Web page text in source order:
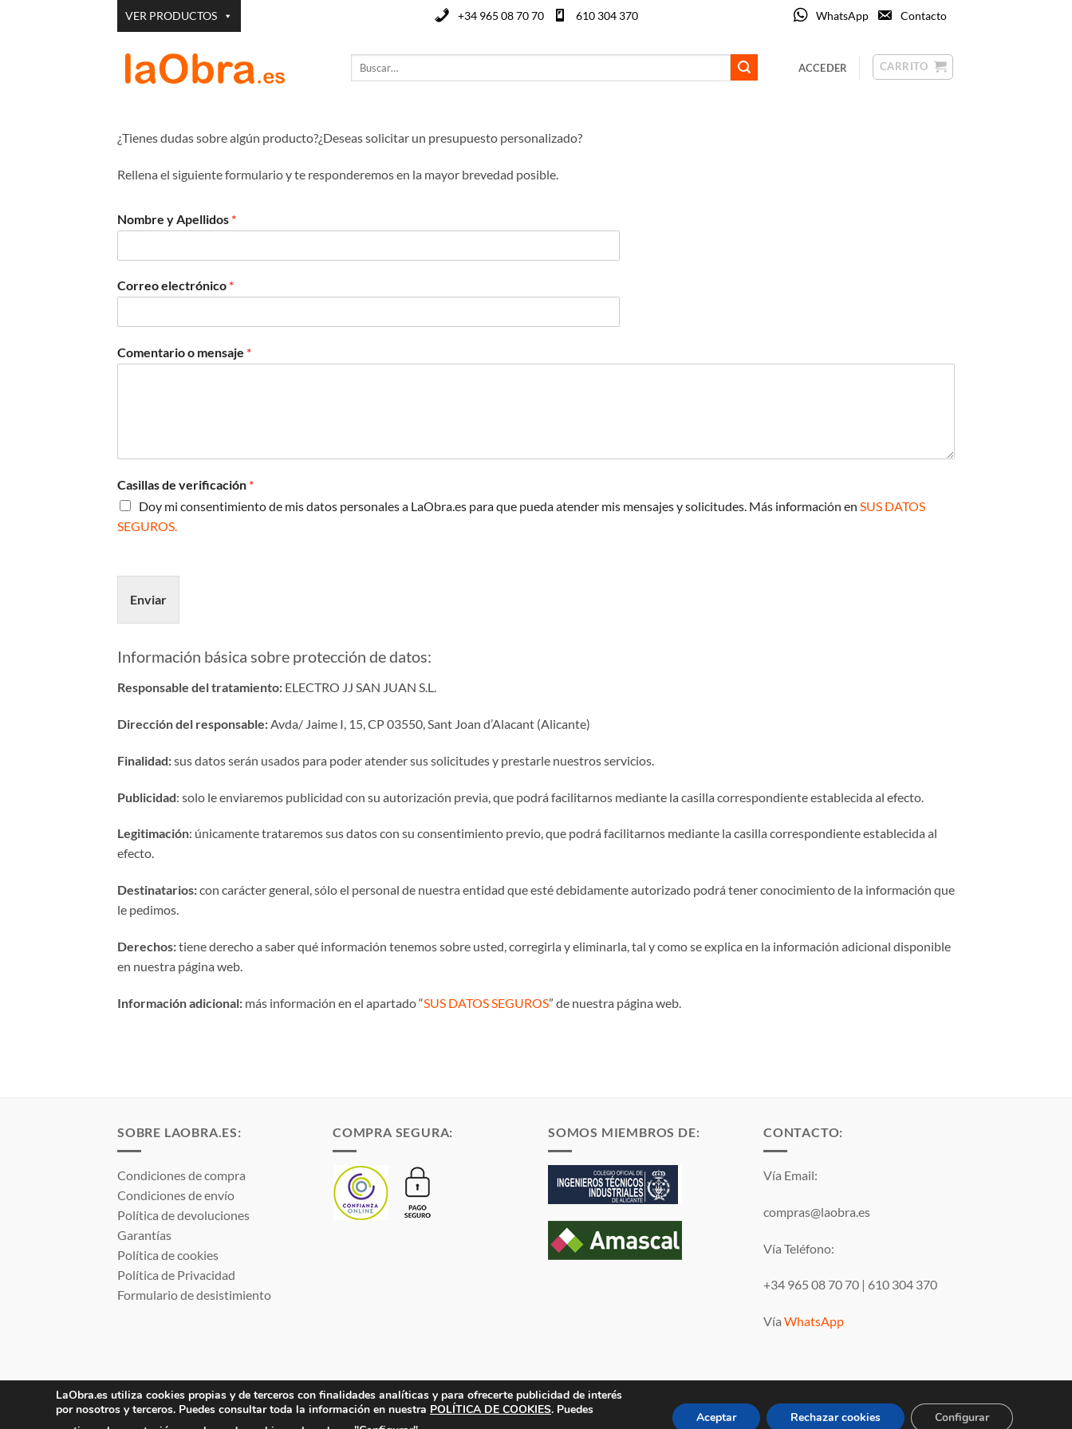
VER PRODUCTOS +34 965 08 70 70 610 304 370 WhatsApp Contacto
Buscar
ACCEDER CARRITO
¿Tienes dudas sobre algún producto?¿Deseas solicitar un presupuesto personalizado?
Rellena el siguiente formulario y te responderemos en la mayor brevedad posible.
Nombre y Apellidos *
Correo electrónico *
Comentario o mensaje *
Casillas de verificación *
Doy mi consentimiento de mis datos personales a LaObra.es para que pueda atender mis mensajes y solicitudes. Más información en SUS DATOS
SEGUROS.
Enviar
Información básica sobre protección de datos:
Responsable del tratamiento: ELECTRO JJ SAN JUAN S.L.
Dirección del responsable:Avda/ Jaime I, 15, CP 03550, Sant Joan d’Alacant (Alicante)
Finalidad:sus datos serán usados para poder atender sus solicitudes y prestarle nuestros servicios.
Publicidad: solo le enviaremos publicidad con su autorización previa, que podrá facilitarnos mediante la casilla correspondiente establecida al efecto.
Legitimación: únicamente trataremos sus datos con su consentimiento previo, que podrá facilitarnos mediante la casilla correspondiente establecida al
efecto.
Destinatarios:con carácter general, sólo el personal de nuestra entidad que esté debidamente autorizado podrá tener conocimiento de la información que
le pedimos.
Derechos:tiene derecho a saber qué información tenemos sobre usted, corregirla y eliminarla, tal y como se explica en la información adicional disponible
en nuestra página web.
Información adicional: más información en el apartado “SUS DATOS SEGUROS” de nuestra página web.
SOBRE LAOBRA.ES:
Condiciones de compra
Condiciones de envío
Política de devoluciones
Garantías
Política de cookies
Política de Privacidad
Formulario de desistimiento
COMPRA SEGURA: SOMOS MIEMBROS DE: CONTACTO:
Vía Email:
compras@laobra.es
Vía Teléfono:
+34 965 08 70 70 | 610 304 370
Vía WhatsApp
Visa PayPal MasterCard
Electro JJ San Juan, S.L. | B53077459 | Inscrita en el Registro Mercantil de Alicante Tomo 1869. Folio 132 Hoja A-35683.
LaObra.es utiliza cookies propias y de terceros con finalidades analíticas y para ofrecerte publicidad de interés
por nosotros y terceros. Puedes consultar toda la información en nuestra POLÍTICA DE COOKIES. Puedes
Aceptar Rechazar cookies Configurar